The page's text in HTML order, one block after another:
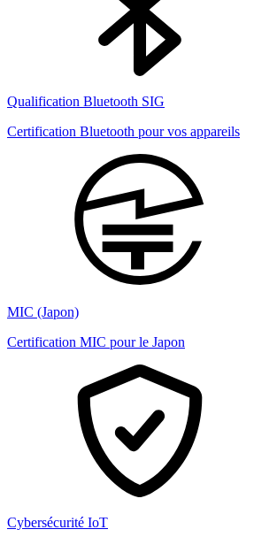
Qualification Bluetooth SIG
Certification Bluetooth pour vos appareils
MIC (Japon)
Certification MIC pour le Japon
Cybersécurité IoT